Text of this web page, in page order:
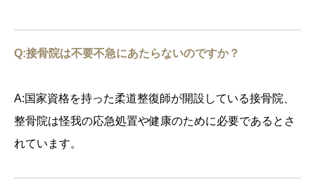
Q:接骨院は不要不急にあたらないのですか？
A:国家資格を持った柔道整復師が開設している接骨院、
整骨院は怪我の応急処置や健康のために必要であるとさ
れています。